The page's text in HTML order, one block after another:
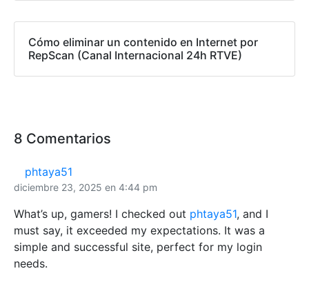
Cómo eliminar un contenido en Internet por
RepScan (Canal Internacional 24h RTVE)
8 Comentarios
phtaya51
diciembre 23, 2025 en 4:44 pm
What’s up, gamers! I checked out phtaya51, and I
must say, it exceeded my expectations. It was a
simple and successful site, perfect for my login
needs.